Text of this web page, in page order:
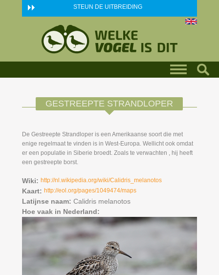
Skip to main content STEUN DE UITBREIDING
GESTREEPTE STRANDLOPER
De Gestreepte Strandloper is een Amerikaanse soort die met
enige regelmaat te vinden is in West-Europa. Wellicht ook omdat
er een populatie in Siberie broedt. Zoals te verwachten , hij heeft
een gestreepte borst.
Wiki: http://nl.wikipedia.org/wiki/Calidris_melanotos
Kaart: http://eol.org/pages/1049474/maps
Latijnse naam: Calidris melanotos
Hoe vaak in Nederland: